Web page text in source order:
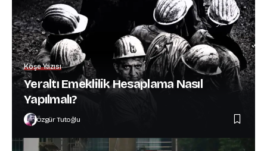
Köşe Yazısı
Yeraltı Emeklilik Hesaplama Nasıl
Yapılmalı?
Özgür Tutoğlu